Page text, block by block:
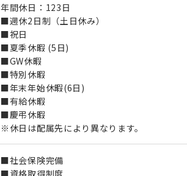
年間休日：123日
■週休2日制（土日休み）
■祝日
■夏季休暇 (5日)
■GW休暇
■特別休暇
■年末年始休暇(6日)
■有給休暇
■慶弔休暇
※休日は配属先により異なります。
■社会保険完備
■資格取得制度